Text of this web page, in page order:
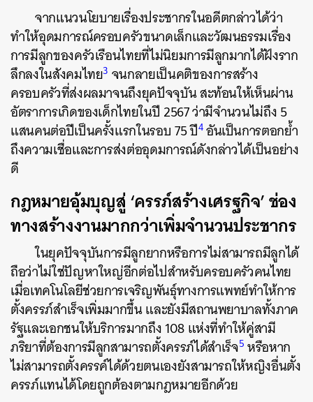
จากแนวนโยบายเรื่องประชากรในอดีตกล่าวได้ว่า
ทำให้อุดมการณ์ครอบครัวขนาดเล็กและวัฒนธรรมเรื่อง
การมีลูกของครัวเรือนไทยที่ไม่นิยมการมีลูกมากได้ฝังราก
ลึกลงในสังคมไทย3 จนกลายเป็นคติของการสร้าง
ครอบครัวที่ส่งผลมาจนถึงยุคปัจจุบัน สะท้อนให้เห็นผ่าน
อัตราการเกิดของเด็กไทยในปี 2567 ว่ามีจำนวนไม่ถึง 5
แสนคนต่อปีเป็นครั้งแรกในรอบ 75 ปี4อันเป็นการตอกย้ำ
ถึงความเชื่อและการส่งต่ออุดมการณ์ดังกล่าวได้เป็นอย่าง
ดี
กฎหมายอุ้มบุญสู่ ‘ครรภ์สร้างเศรฐกิจ’ ช่อง
ทางสร้างงานมากกว่าเพิ่มจำนวนประชากร
ในยุคปัจจุบันการมีลูกยากหรือการไม่สามารถมีลูกได้
ถือว่าไม่ใช่ปัญหาใหญ่อีกต่อไปสำหรับครอบครัวคนไทย
เมื่อเทคโนโลยีช่วยการเจริญพันธุ์ทางการแพทย์ทำให้การ
ตั้งครรภ์สำเร็จเพิ่มมากขึ้น และยังมีสถานพยาบาลทั้งภาค
รัฐและเอกชนให้บริการมากถึง 108 แห่งที่ทำให้คู่สามี
ภริยาที่ต้องการมีลูกสามารถตั้งครรภ์ได้สำเร็จ5 หรือหาก
ไม่สามารถตั้งครรค์ได้ด้วยตนเองยังสามารถให้หญิงอื่นตั้ง
ครรภ์แทนได้โดยถูกต้องตามกฎหมายอีกด้วย